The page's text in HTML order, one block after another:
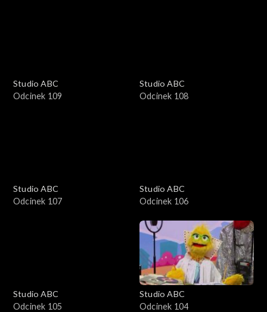
Studio ABC
Odcinek 109
Studio ABC
Odcinek 108
Studio ABC
Odcinek 107
Studio ABC
Odcinek 106
Studio ABC
Odcinek 105
Studio ABC
Odcinek 104